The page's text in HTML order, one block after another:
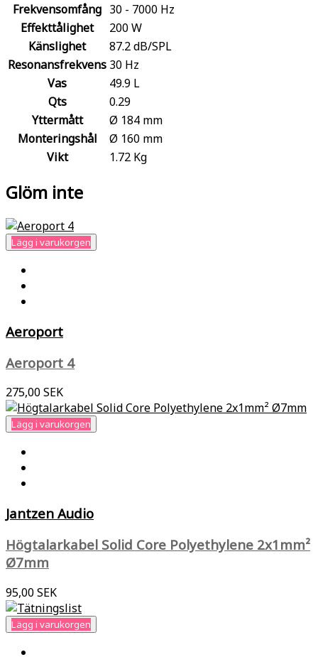
Frekvensomfång 30 - 7000 Hz
Effekttålighet
200 W
Känslighet
87.2 dB/SPL
Resonansfrekvens 30 Hz
Vas
49.9 L
Qts
0.29
Yttermått
Ø 184 mm
Monteringshål
Ø 160 mm
Vikt
1.72 Kg
Glöm inte
Lägg i varukorgen
Aeroport
Aeroport 4
275,00 SEK
Lägg i varukorgen
Jantzen Audio
Högtalarkabel Solid Core Polyethylene 2x1mm²
Ø7mm
95,00 SEK
Lägg i varukorgen